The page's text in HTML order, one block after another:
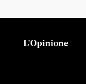
L'Opinione